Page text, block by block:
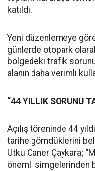
katıldı.
Yeni düzenlemeye
günlerde otopark
bölgedeki trafik
alanın daha verimli
“44 YILLIK SORUNU
Açılış töreninde 44
tarihe gömdüklerini
Utku Caner Çaykara;
önemli simgelerinden